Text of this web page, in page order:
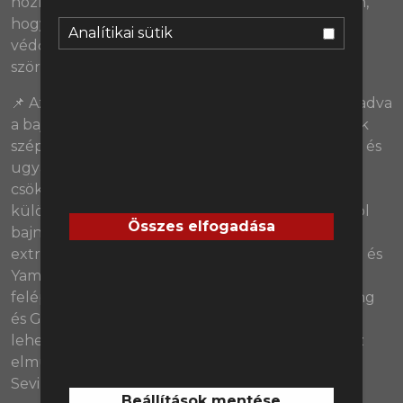
Analítikai sütik
Összes elfogadása
hogy közben nem rohanják le az összetákolt
védősorukat. Expected tökvakarás-hegyek és
szörnyűlködés Simeone minimalizmusán!
📌 Az év elején a Barcelona volt leginkább lemaradva
a bajnoki küzdelemben, azóta viszont a katalánok
szépen visszakapaszkodtak a két madridi riválisra, és
ugyan a szezon első feléhez képest jócskán
csökkent a különbség, de a várható gólok
különbségét nézve még mindig a Barca a spanyol
bajnokság legjobbja. A csapat ismét energikus, az
extrém lesreállításuk megint működik, Raphinha és
Yamal továbbra is varázsol, miközben Flicknek a
felépülő Araújo, illetve a formába lendülő De Jong
és Gavi személyében immáron minőségi variációs
lehetőségei is lettek. Mi történt a Barcelonával az
elmúlt hetekben és hogyan gyalulták le 4-1-re a
Sevillát a hétvégén?(01:12:03)